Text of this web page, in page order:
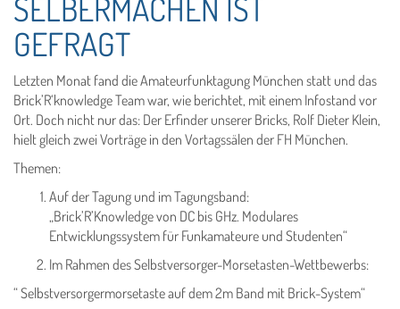
SELBERMACHEN IST
GEFRAGT
Letzten Monat fand die Amateurfunktagung München statt und das
Brick’R‘knowledge Team war, wie berichtet, mit einem Infostand vor
Ort. Doch nicht nur das: Der Erfinder unserer Bricks, Rolf Dieter Klein,
hielt gleich zwei Vorträge in den Vortagssälen der FH München.
Themen:
Auf der Tagung und im Tagungsband:
„Brick’R’Knowledge von DC bis GHz. Modulares
Entwicklungssystem für Funkamateure und Studenten“
Im Rahmen des Selbstversorger-Morsetasten-Wettbewerbs:
“ Selbstversorgermorsetaste auf dem 2m Band mit Brick-System“